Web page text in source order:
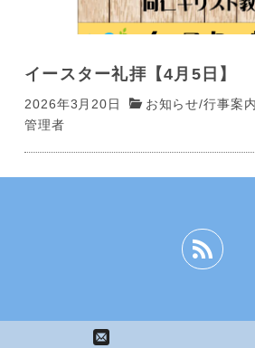
イースター礼拝【4月5日】
2026年3月20日 お知らせ/行事案内
管理者